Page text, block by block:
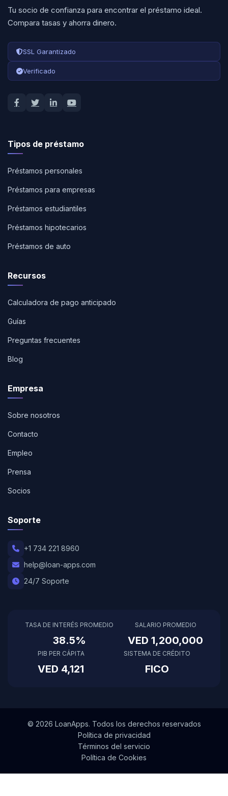
Tu socio de confianza para encontrar el préstamo ideal.
Compara tasas y ahorra dinero.
SSL Garantizado
Verificado
Tipos de préstamo
Préstamos personales
Préstamos para empresas
Préstamos estudiantiles
Préstamos hipotecarios
Préstamos de auto
Recursos
Calculadora de pago anticipado
Guías
Preguntas frecuentes
Blog
Empresa
Sobre nosotros
Contacto
Empleo
Prensa
Socios
Soporte
+1 734 221 8960
help@loan-apps.com
24/7 Soporte
TASA DE INTERÉS PROMEDIO
38.5%
SALARIO PROMEDIO
VED 1,200,000
PIB PER CÁPITA
VED 4,121
SISTEMA DE CRÉDITO
FICO
© 2026 LoanApps. Todos los derechos reservados
Política de privacidad
Términos del servicio
Política de Cookies